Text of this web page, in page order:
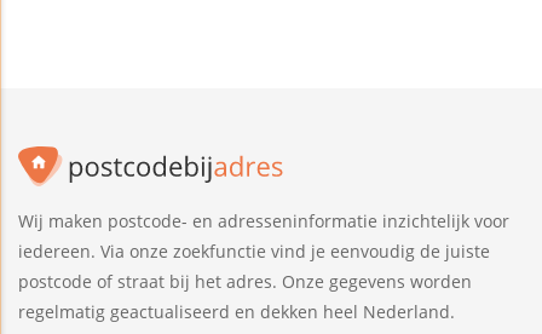
Wij maken postcode- en adresseninformatie inzichtelijk voor
iedereen. Via onze zoekfunctie vind je eenvoudig de juiste
postcode of straat bij het adres. Onze gegevens worden
regelmatig geactualiseerd en dekken heel Nederland.